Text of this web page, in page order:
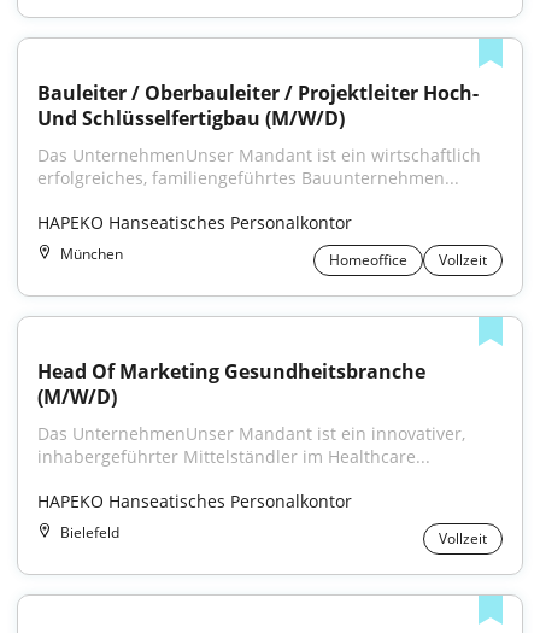
Bauleiter / Oberbauleiter / Projektleiter Hoch-
Und Schlüsselfertigbau (M/W/D)
Das UnternehmenUnser Mandant ist ein wirtschaftlich
erfolgreiches, familiengeführtes Bauunternehmen...
HAPEKO Hanseatisches Personalkontor
München Homeoffice Vollzeit
Head Of Marketing Gesundheitsbranche
(M/W/D)
Das UnternehmenUnser Mandant ist ein innovativer,
inhabergeführter Mittelständler im Healthcare...
HAPEKO Hanseatisches Personalkontor
Bielefeld Vollzeit